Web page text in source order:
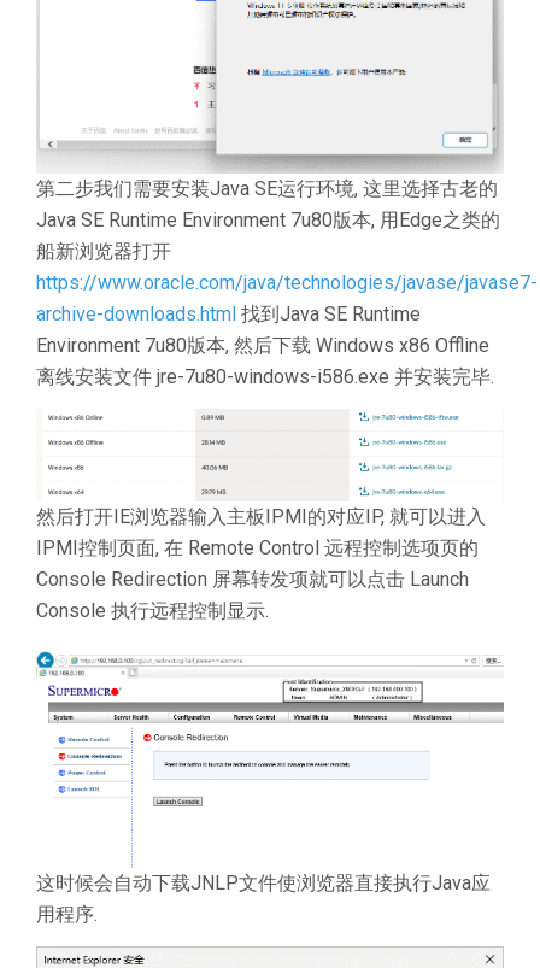
第二步我们需要安装Java SE运行环境, 这里选择古老的
Java SE Runtime Environment 7u80版本, 用Edge之类的
船新浏览器打开
https://www.oracle.com/java/technologies/javase/javase7-
archive-downloads.html 找到Java SE Runtime
Environment 7u80版本, 然后下载 Windows x86 Offline
离线安装文件 jre-7u80-windows-i586.exe 并安装完毕.
然后打开IE浏览器输入主板IPMI的对应IP, 就可以进入
IPMI控制页面, 在 Remote Control 远程控制选项页的
Console Redirection 屏幕转发项就可以点击 Launch
Console 执行远程控制显示.
这时候会自动下载JNLP文件使浏览器直接执行Java应
用程序.